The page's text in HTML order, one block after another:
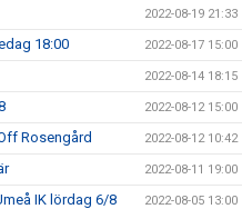
2022-08-19 21:33
18:00 2022-08-17 15:00
2022-08-14 18:15
2022-08-12 15:00
Rosengård 2022-08-12 10:42
2022-08-11 19:00
IK lördag 6/8 2022-08-05 13:00